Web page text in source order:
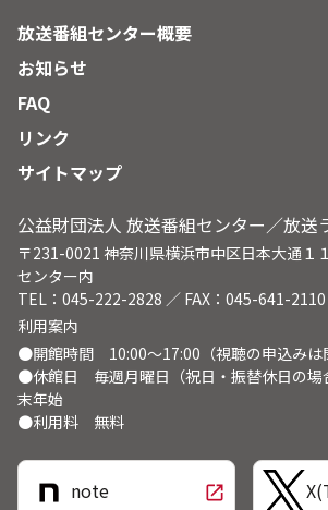
放送番組センター概要
お知らせ
FAQ
リンク
サイトマップ
公益財団法人 放送番組センター／放送
〒231-0021 神奈川県横浜市中区日本大通１
センター内
TEL：045-222-2828 ／ FAX：045-641-2110
利用案内
●開館時間 10:00～17:00（視聴の申込みは
●休館日 毎週月曜日（祝日・振替休日の場
末年始
●利用料 無料
note open_in_new